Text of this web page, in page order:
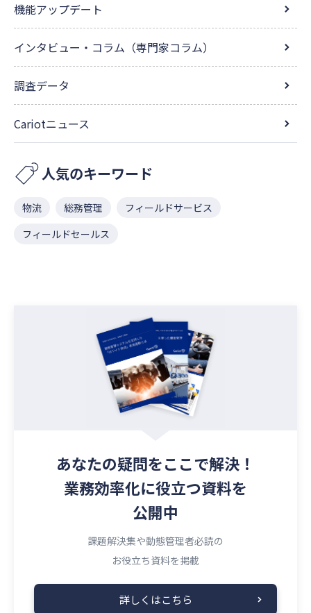
機能アップデート
インタビュー・コラム（専門家コラム）
調査データ
Cariotニュース
人気のキーワード
物流 総務管理
フィールドサービス
フィールドセールス
あなたの疑問をここで解決！
業務効率化に役立つ資料を
公開中
課題解決集や動態管理者必読の
お役立ち資料を掲載
詳しくはこちら